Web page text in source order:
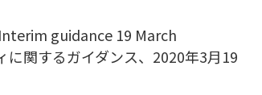
guidance 19 March
関するガイダンス、2020年3月19